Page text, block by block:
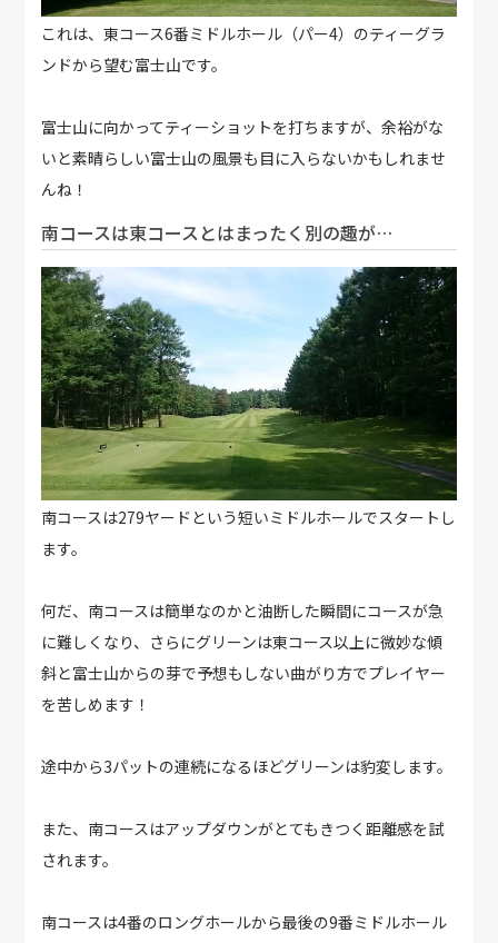
これは、東コース6番ミドルホール（パー4）のティーグラ
ンドから望む富士山です。
富士山に向かってティーショットを打ちますが、余裕がな
いと素晴らしい富士山の風景も目に入らないかもしれませ
んね！
南コースは東コースとはまったく別の趣が…
南コースは279ヤードという短いミドルホールでスタートし
ます。
何だ、南コースは簡単なのかと油断した瞬間にコースが急
に難しくなり、さらにグリーンは東コース以上に微妙な傾
斜と富士山からの芽で予想もしない曲がり方でプレイヤー
を苦しめます！
途中から3パットの連続になるほどグリーンは豹変します。
また、南コースはアップダウンがとてもきつく距離感を試
されます。
南コースは4番のロングホールから最後の9番ミドルホール